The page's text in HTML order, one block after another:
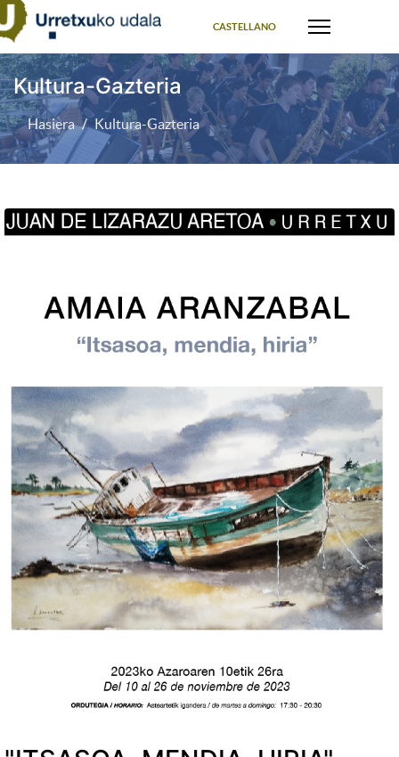
CASTELLANO
Kultura-Gazteria
Hasiera Kultura-Gazteria